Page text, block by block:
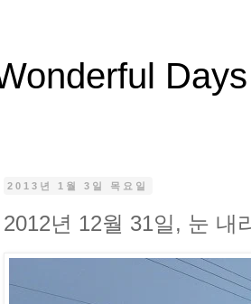
Days
2013년 1월 3일 목요일
2012년 12월 31일, 눈 내